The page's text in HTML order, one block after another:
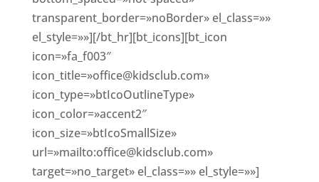
transparent_border=»noBorder» el_class=»»
el_style=»»][/bt_hr][bt_icons][bt_icon
icon=»fa_f003″
icon_title=»office@kidsclub.com»
icon_type=»btIcoOutlineType»
icon_color=»accent2″
icon_size=»btIcoSmallSize»
url=»mailto:office@kidsclub.com»
target=»no_target» el_class=»» el_style=»»]